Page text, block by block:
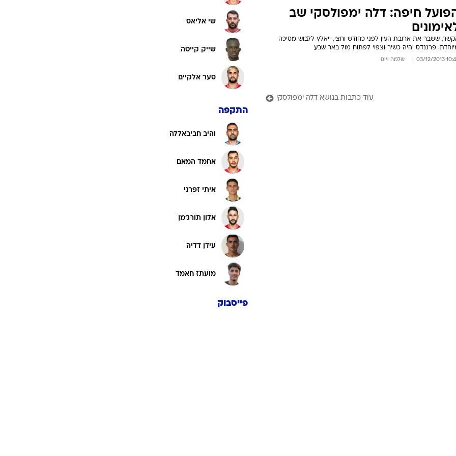
חיפה: דלה ימפולסקי שב
ששבר את ארובת העין לפני כחודש וחצי, ייאלץ ללבוש מסיכה
פרננדס יהיה כשיר וצפוי לפתוח מול באר שבע
10:44 03/ שלמה וייס
עוד כתבות בנושא דלה ימפולסקי
שי אליאס
שייק קייטה
סער אלקיים
התקפה
והיב חביבאללה
אחמד המאם
איתי זפרני
אלון תורג'מן
עידן דדיה
מועתז חאמד
פייסבוק